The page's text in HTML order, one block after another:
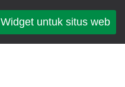
Widget untuk situs web